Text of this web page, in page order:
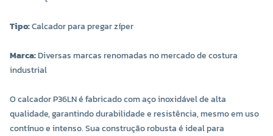
Tipo:Calcador para pregar zíper
Marca:Diversas marcas renomadas no mercado de costura
industrial
O calcador P36LN é fabricado com aço inoxidável de alta
qualidade, garantindo durabilidade e resistência, mesmo em uso
contínuo e intenso. Sua construção robusta é ideal para